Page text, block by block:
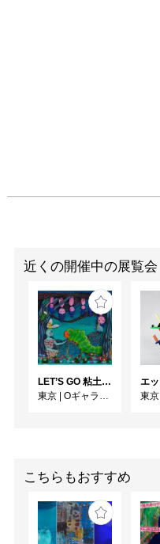
近くの開催中の展覧会
LET’S GO 粘土（クレイ）ジ−
東京
Oギャラリー
東京
こちらもおすすめ